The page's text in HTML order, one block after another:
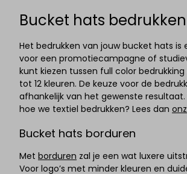
Bucket hats bedrukken
Het bedrukken van jouw bucket hats is
voor een promotiecampagne of
kunt kiezen tussen full color
tot 12 kleuren. De keuze voor de
afhankelijk van het gewenste resultaat.
hoe we textiel bedrukken? Lees dan
Bucket hats borduren
Met borduren zal je een wat luxere
Voor logo’s met minder kleuren en